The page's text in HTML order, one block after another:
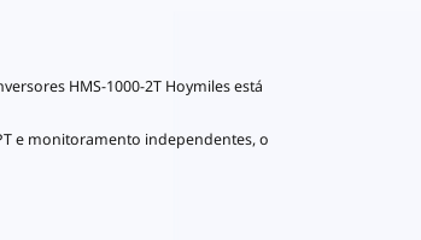
HMS-1000-2T Hoymiles está
e monitoramento independentes, o